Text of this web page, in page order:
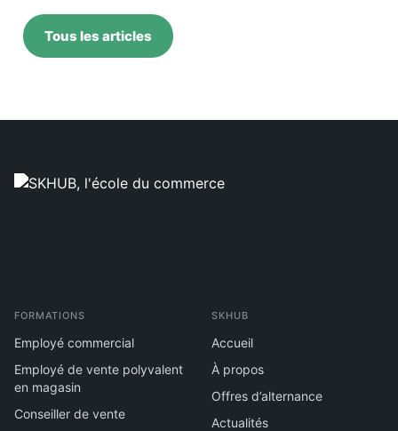
Tous les articles
FORMATIONS
Employé commercial
Employé de vente polyvalent
en magasin
Conseiller de vente
SKHUB
Accueil
À propos
Offres d’alternance
Actualités